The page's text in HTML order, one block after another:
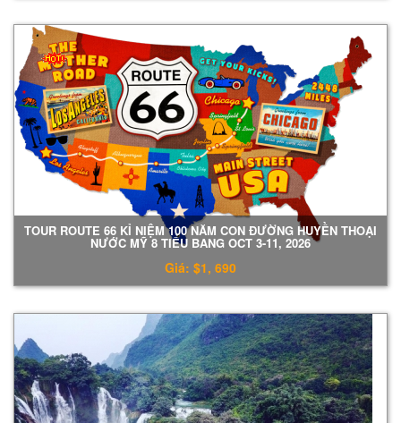
TOUR ROUTE 66 KỈ NIỆM 100 NĂM CON ĐƯỜNG HUYỀN THOẠI
NƯỚC MỸ 8 TIỂU BANG OCT 3-11, 2026
Giá: $1, 690